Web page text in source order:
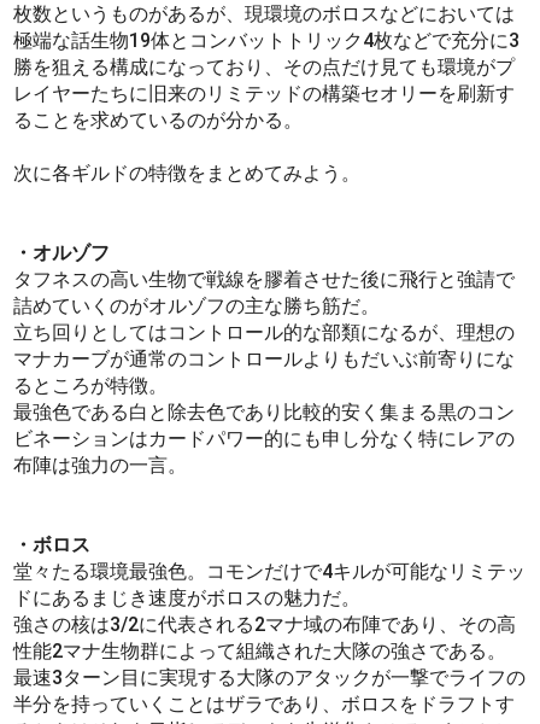
枚数というものがあるが、現環境のボロスなどにおいては
極端な話生物19体とコンバットトリック4枚などで充分に3
勝を狙える構成になっており、その点だけ見ても環境がプ
レイヤーたちに旧来のリミテッドの構築セオリーを刷新す
ることを求めているのが分かる。
次に各ギルドの特徴をまとめてみよう。
・オルゾフ
タフネスの高い生物で戦線を膠着させた後に飛行と強請で
詰めていくのがオルゾフの主な勝ち筋だ。
立ち回りとしてはコントロール的な部類になるが、理想の
マナカーブが通常のコントロールよりもだいぶ前寄りにな
るところが特徴。
最強色である白と除去色であり比較的安く集まる黒のコン
ビネーションはカードパワー的にも申し分なく特にレアの
布陣は強力の一言。
・ボロス
堂々たる環境最強色。コモンだけで4キルが可能なリミテッ
ドにあるまじき速度がボロスの魅力だ。
強さの核は3/2に代表される2マナ域の布陣であり、その高
性能2マナ生物群によって組織された大隊の強さである。
最速3ターン目に実現する大隊のアタックが一撃でライフの
半分を持っていくことはザラであり、ボロスをドラフトす